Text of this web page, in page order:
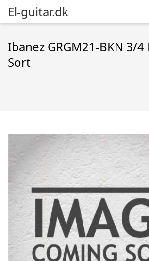
El-guitar.dk
Ibanez GRGM21-BKN 3/4
Sort